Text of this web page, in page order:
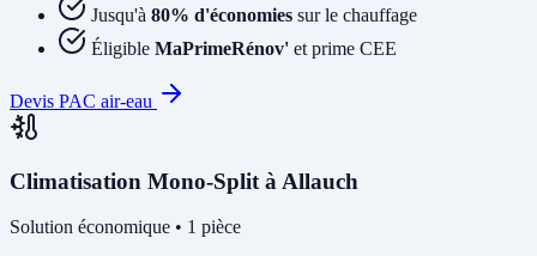
Jusqu'à 80% d'économies sur le chauffage
Éligible MaPrimeRénov' et prime CEE
Devis PAC air-eau
Climatisation Mono-Split à Allauch
Solution économique • 1 pièce